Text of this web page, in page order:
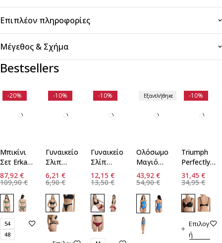
Επιπλέον πληροφορίες
Μέγεθος & Σχήμα
Bestsellers
-20%
Μπικίνι
Σετ Erka
Mare Cup
E
109,90€
87,92 €
54
48
-10%
Γυναικείο
Σλιπ
String
Walk
6,90€
6,21 €
-10%
Γυναικείο
Σλίπ
Bamboo
2τεμ Walk
13,50€
12,15€
Εξαντλήθηκε
Ολόσωμο
Μαγιό
Blu4u
54,90€
43,92 €
-10%
Triumph
Perfectly
Soft WHP
- BLACK
34,95€
31,45€
Επιλογ
ή